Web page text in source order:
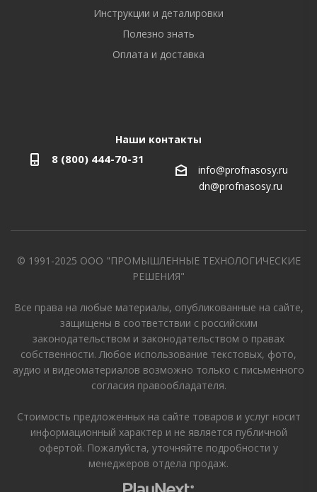
Инструкции и деталировки
Полезно знать
Оплата и доставка
Наши контакты
8 (800) 444-70-31
info@profnasosy.ru
dn@profnasosy.ru
© 1991-2025 ООО "ПРОМЫШЛЕННЫЕ ТЕХНОЛОГИЧЕСКИЕ
РЕШЕНИЯ"
Все права на любые материалы, опубликованные на сайте,
защищены в соответствии с российским
законодательством и законодательством о правах
собственности. Любое использование текстовых, фото,
аудио и видеоматериалов возможно только с письменного
согласия правообладателя.
Стоимость предложенных на сайте товаров и услуг носит
информационный характер и не является публичной
офертой. Пожалуйста, уточняйте подробности у
менеджеров отдела продаж.